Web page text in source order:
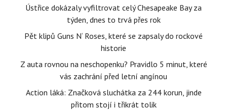
Ústřice dokázaly vyfiltrovat celý Chesapeake Bay za
týden, dnes to trvá přes rok
Pět klipů Guns N‘ Roses, které se zapsaly do rockové
historie
Z auta rovnou na neschopenku? Pravidlo 5 minut, které
vás zachrání před letní angínou
Action láká: Značková sluchátka za 244 korun, jinde
přitom stojí i třikrát tolik